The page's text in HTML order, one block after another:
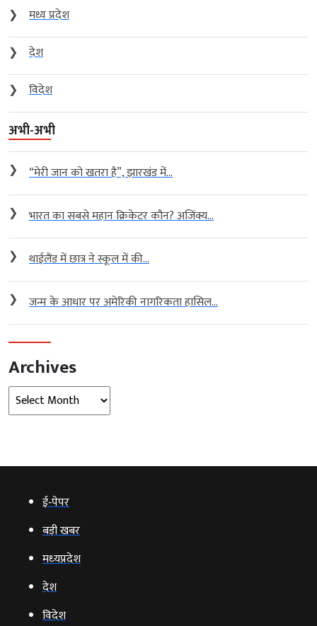
❯
मध्य प्रदेश
❯
देश
❯
विदेश
अभी-अभी
❯ “मेरी जान को खतरा है”, झारखंड में...
❯ भारत का सबसे महान क्रिकेटर कौन? अजिंक्य...
❯ थाईलैंड में छात्र ने स्कूल में की...
❯ जन्म के आधार पर अमेरिकी नागरिकता हासिल...
Archives
Archives
ई‑पेपर
बड़ी खबर
मध्‍यप्रदेश
देश
विदेश